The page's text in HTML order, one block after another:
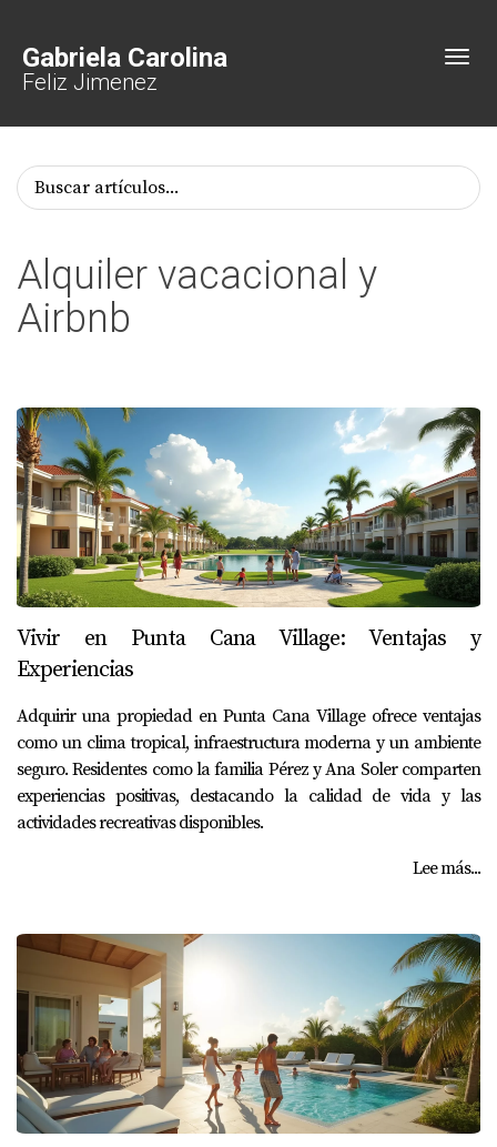
Gabriela Carolina
Feliz Jimenez
Alquiler vacacional y
Airbnb
Vivir en Punta Cana Village: Ventajas y
Experiencias
Adquirir una propiedad en Punta Cana Village ofrece ventajas
como un clima tropical, infraestructura moderna y un ambiente
seguro. Residentes como la familia Pérez y Ana Soler comparten
experiencias positivas, destacando la calidad de vida y las
actividades recreativas disponibles.
Lee más...